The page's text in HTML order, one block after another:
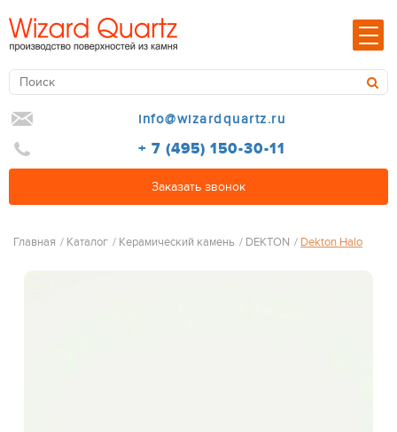
info@wizardquartz.ru
+ 7 (495) 150-30-11
Заказать звонок
Главная / Каталог / Керамический камень / DEKTON / Dekton Halo